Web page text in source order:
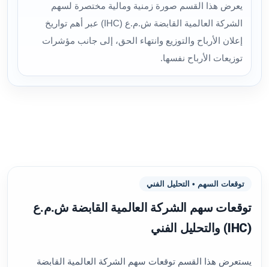
يعرض هذا القسم صورة زمنية ومالية مختصرة لسهم
الشركة العالمية القابضة ش.م.ع (IHC) عبر أهم تواريخ
إعلان الأرباح والتوزيع وانتهاء الحق، إلى جانب مؤشرات
توزيعات الأرباح نفسها.
توقعات السهم • التحليل الفني
توقعات سهم الشركة العالمية القابضة ش.م.ع
(IHC) والتحليل الفني
يستعرض هذا القسم توقعات سهم الشركة العالمية القابضة